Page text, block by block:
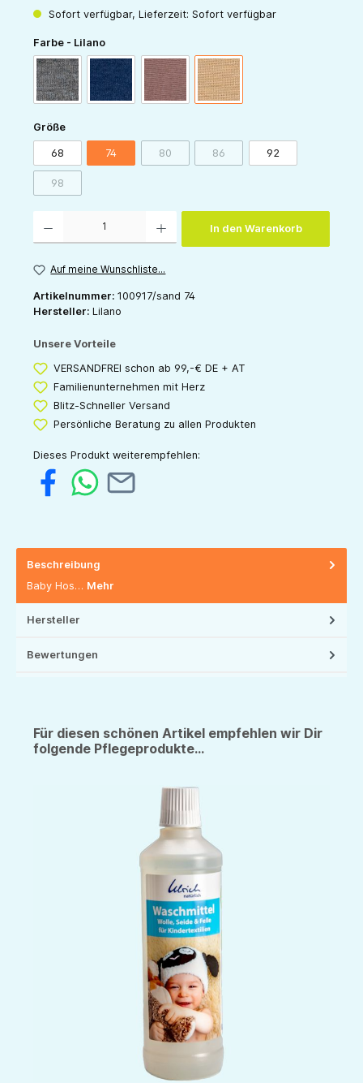
Sofort verfügbar, Lieferzeit: Sofort verfügbar
Farbe - Lilanoauswählen
hellgrau marine mauve sand
Größeauswählen
68 74 80(Diese Option ist zurzeit nicht verfügbar.)
86(Diese Option ist zurzeit nicht
92
98(Diese Option ist zurzeit nicht verfügbar.)
In den Warenkorb
Auf meine Wunschliste...
Artikelnummer: 100917/sand 74
Hersteller: Lilano
Unsere Vorteile
VERSANDFREI schon ab 99,-€ DE + AT
Familienunternehmen mit Herz
Blitz-Schneller Versand
Persönliche Beratung zu allen Produkten
Dieses Produkt weiterempfehlen:
Beschreibung
Baby Hos… Mehr
Hersteller
Bewertungen
Für diesen schönen Artikel empfehlen wir Dir
folgende Pflegeprodukte...